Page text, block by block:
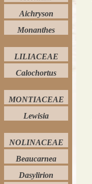
Aichryson
Monanthes
LILIACEAE
Calochortus
MONTIACEAE
Lewisia
NOLINACEAE
Beaucarnea
Dasylirion